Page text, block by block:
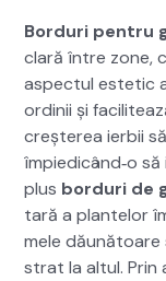
Bor­duri pen­tru
clară între zone,
aspec­tul estet­ic
ordinii și
creșterea ier­bii
împiedicând‑o
plus bor­duri de
ta­ră a plantelor
mele
strat la altul.